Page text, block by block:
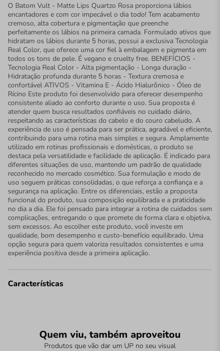
O Batom Vult - Matte Lips Quartzo Rosa proporciona lábios
encantadores e com cor impecável o dia todo! Tem acabamento
cremoso, alta cobertura e pigmentação que preenche
perfeitamente os lábios na primeira camada. Formulado ativos que
hidratam os lábios durante 5 horas, possui a exclusiva Tecnologia
Real Color, que oferece uma cor fiel à embalagem e pigmenta em
todos os tons de pele. É vegano e cruelty free. BENEFÍCIOS -
Tecnologia Real Color - Alta pigmentação - Longa duração -
Hidratação profunda durante 5 horas - Textura cremosa e
confortável ATIVOS - Vitamina E - Ácido Hialurônico - Óleo de
Rícino Este produto foi desenvolvido para oferecer desempenho
consistente aliado ao conforto durante o uso. Sua proposta é
atender quem busca resultados confiáveis no cuidado diário,
respeitando as características do cabelo e do couro cabeludo. A
experiência de uso é pensada para ser prática, agradável e eficiente,
contribuindo para uma rotina mais simples e segura. Amplamente
utilizado em rotinas profissionais e domésticas, o produto se
destaca pela versatilidade e facilidade de aplicação. É indicado para
diferentes situações de uso, mantendo um padrão de qualidade
reconhecido no mercado cosmético. Sua formulação e modo de
uso seguem práticas consolidadas, o que reforça a confiança e a
segurança na aplicação. Entre os diferenciais, estão a proposta
funcional do produto, sua composição equilibrada e a praticidade
no dia a dia. Ele foi pensado para integrar a rotina de cuidados sem
complicações, entregando o que promete de forma clara e objetiva,
sem excessos. Ao escolher este produto, você investe em
qualidade, bom desempenho e custo-benefício equilibrado. Uma
opção segura para quem valoriza resultados consistentes e uma
experiência positiva desde a primeira aplicação.
Características
Quem viu, também aproveitou
Produtos que vão dar um UP no seu visual